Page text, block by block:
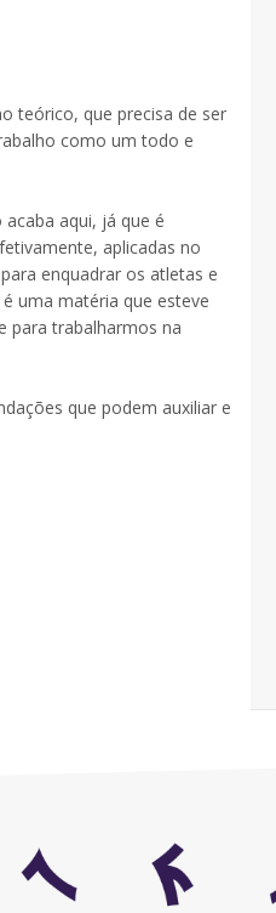
teórico, que precisa de ser
como um todo e
aqui, já que é
aplicadas no
enquadrar os atletas e
uma matéria que esteve
para trabalharmos na
que podem auxiliar e